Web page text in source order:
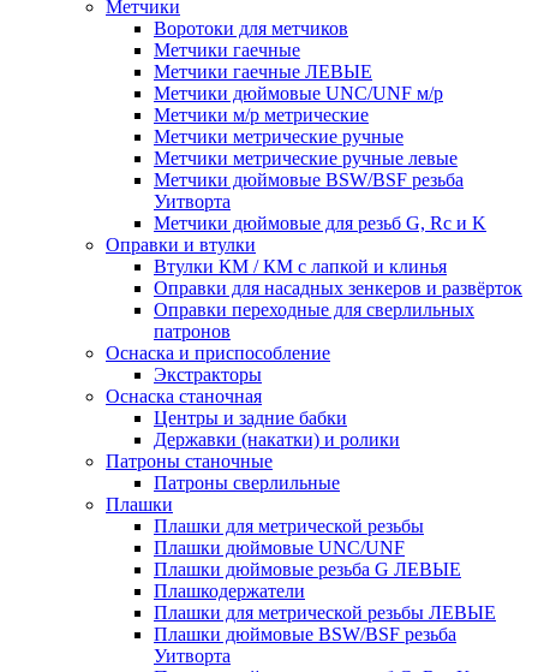
Метчики
Воротоки для метчиков
Метчики гаечные
Метчики гаечные ЛЕВЫЕ
Метчики дюймовые UNC/UNF м/р
Метчики м/р метрические
Метчики метрические ручные
Метчики метрические ручные левые
Метчики дюймовые BSW/BSF резьба
Уитворта
Метчики дюймовые для резьб G, Rc и K
Оправки и втулки
Втулки КМ / КМ с лапкой и клинья
Оправки для насадных зенкеров и развёрток
Оправки переходные для сверлильных
патронов
Оснаска и приспособление
Экстракторы
Оснаска станочная
Центры и задние бабки
Державки (накатки) и ролики
Патроны станочные
Патроны сверлильные
Плашки
Плашки для метрической резьбы
Плашки дюймовые UNC/UNF
Плашки дюймовые резьба G ЛЕВЫЕ
Плашкодержатели
Плашки для метрической резьбы ЛЕВЫЕ
Плашки дюймовые BSW/BSF резьба
Уитворта